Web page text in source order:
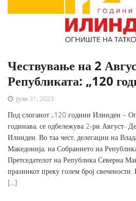
Чествување на 2
Републиката: „120
јули 31, 2023
Под слоганот „120 години Илинден –
годинава, се одбележува 2-ри Август-
Илинден. Во таа чест, делегации на
Македонија, на Собранието на
Претседателот на Република Северна
празникот преку голем број
[…]